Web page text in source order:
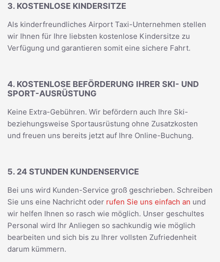
3. KOSTENLOSE KINDERSITZE
Als kinderfreundliches Airport Taxi-Unternehmen stellen
wir Ihnen für Ihre liebsten kostenlose Kindersitze zu
Verfügung und garantieren somit eine sichere Fahrt.
4. KOSTENLOSE BEFÖRDERUNG IHRER SKI- UND
SPORT-AUSRÜSTUNG
Keine Extra-Gebühren. Wir befördern auch Ihre Ski-
beziehungsweise Sportausrüstung ohne Zusatzkosten
und freuen uns bereits jetzt auf Ihre Online-Buchung.
5. 24 STUNDEN KUNDENSERVICE
Bei uns wird Kunden-Service groß geschrieben. Schreiben
Sie uns eine Nachricht oder rufen Sie uns einfach an und
wir helfen Ihnen so rasch wie möglich. Unser geschultes
Personal wird Ihr Anliegen so sachkundig wie möglich
bearbeiten und sich bis zu Ihrer vollsten Zufriedenheit
darum kümmern.